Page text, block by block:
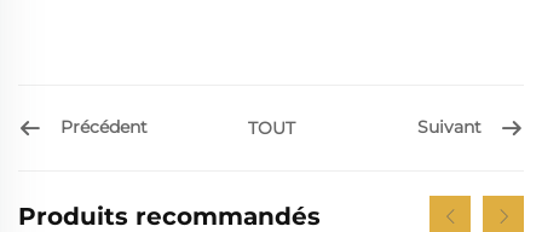
Précédent TOUT Suivant
Produits recommandés